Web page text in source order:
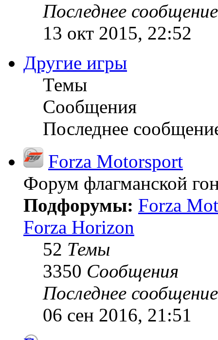
Последнее сообщение
13 окт 2015, 22:52
Другие игры
Темы
Сообщения
Последнее
Forza Motorsport
Форум флагманской
Подфорумы: Forza
Forza Horizon
52 Темы
3350 Сообщения
Последнее сообщение
06 сен 2016, 21:51